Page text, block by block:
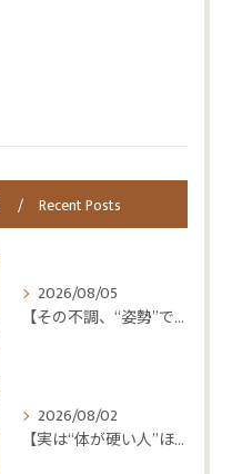
Recent Posts
2026/08/05
【その不調、“姿勢”ではなく“呼吸”かもしれません😮‍💨】
2026/08/02
【実は“体が硬い人”ほど疲れやすい😳】